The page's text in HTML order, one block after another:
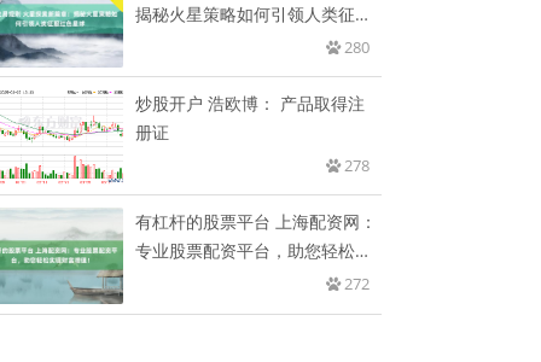
揭秘火星策略如何引领人类征服
280
炒股开户 浩欧博： 产品取得注
册证
278
有杠杆的股票平台 上海配资网：
专业股票配资平台，助您轻松实
272